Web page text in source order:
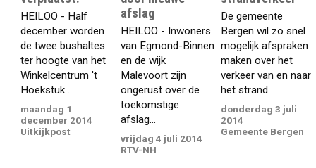
HEILOO - Half
december worden
de twee bushaltes
ter hoogte van het
Winkelcentrum 't
Hoekstuk ...
maandag 1
december 2014
Uitkijkpost
afslag
HEILOO - Inwoners
van Egmond-Binnen
en de wijk
Malevoort zijn
ongerust over de
toekomstige
afslag...
vrijdag 4 juli 2014
RTV-NH
De gemeente
Bergen wil zo snel
mogelijk afspraken
maken over het
verkeer van en naar
het strand.
donderdag 3 juli
2014
Gemeente Bergen